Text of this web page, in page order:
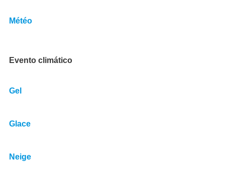
Météo
Evento climático
Gel
Glace
Neige